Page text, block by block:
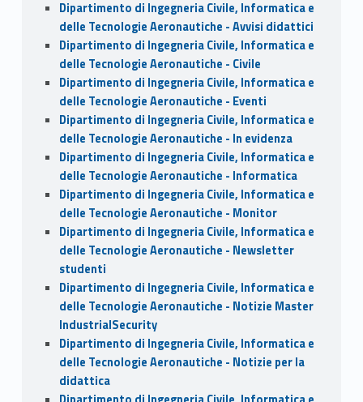
Dipartimento di Ingegneria Civile, Informatica e
delle Tecnologie Aeronautiche - Avvisi didattici
Dipartimento di Ingegneria Civile, Informatica e
delle Tecnologie Aeronautiche - Civile
Dipartimento di Ingegneria Civile, Informatica e
delle Tecnologie Aeronautiche - Eventi
Dipartimento di Ingegneria Civile, Informatica e
delle Tecnologie Aeronautiche - In evidenza
Dipartimento di Ingegneria Civile, Informatica e
delle Tecnologie Aeronautiche - Informatica
Dipartimento di Ingegneria Civile, Informatica e
delle Tecnologie Aeronautiche - Monitor
Dipartimento di Ingegneria Civile, Informatica e
delle Tecnologie Aeronautiche - Newsletter
studenti
Dipartimento di Ingegneria Civile, Informatica e
delle Tecnologie Aeronautiche - Notizie Master
IndustrialSecurity
Dipartimento di Ingegneria Civile, Informatica e
delle Tecnologie Aeronautiche - Notizie per la
didattica